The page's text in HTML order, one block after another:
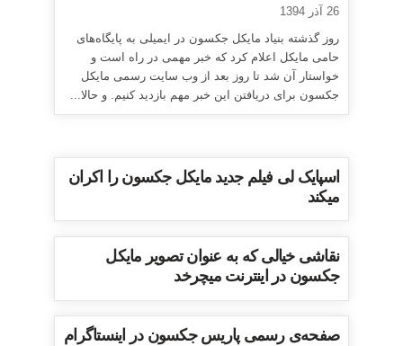
26 آذر 1394
روز گذشته بنیاد مایکل جکسون در ایمیلی به پایگاه‌های
حامی مایکل اعلام کرد که خبر مهمی در راه است و
خواستار آن شد تا روز بعد از وب سایت رسمی مایکل
جکسون برای دریافتن این خبر مهم بازدید کنیم. و حالا...
اسپایک لی فیلم جدید مایکل جکسون را اکران
میکند
نقاشی خیالی که به عنوان تصویر مایکل
جکسون در اینترنت میچرخد
صفحه‌ی رسمی پاریس جکسون در اینستاگرام